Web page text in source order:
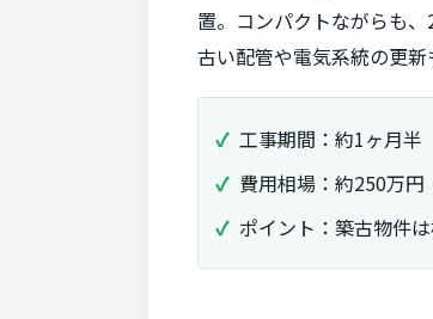
置。コンパクトながらも、
古い配管や電気系統の更
工事期間：約1ヶ月半
費用相場：約250万円
ポイント：築古物件